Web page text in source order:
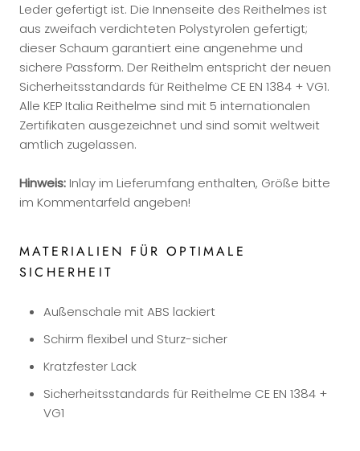
Leder gefertigt ist. Die Innenseite des Reithelmes ist
aus zweifach verdichteten Polystyrolen gefertigt;
dieser Schaum garantiert eine angenehme und
sichere Passform. Der Reithelm entspricht der neuen
Sicherheitsstandards für Reithelme CE EN 1384 + VG1.
Alle KEP Italia Reithelme sind mit 5 internationalen
Zertifikaten ausgezeichnet und sind somit weltweit
amtlich zugelassen.
Hinweis: Inlay im Lieferumfang enthalten, Größe bitte
im Kommentarfeld angeben!
MATERIALIEN FÜR OPTIMALE
SICHERHEIT
Außenschale mit ABS lackiert
Schirm flexibel und Sturz-sicher
Kratzfester Lack
Sicherheitsstandards für Reithelme CE EN 1384 +
VG1